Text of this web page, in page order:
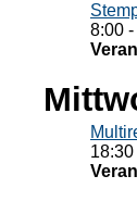
8:00